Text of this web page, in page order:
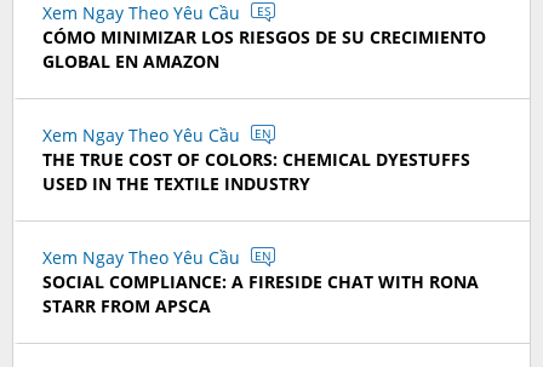
Xem Ngay Theo Yêu Cầu ES
CÓMO MINIMIZAR LOS RIESGOS DE SU CRECIMIENTO
GLOBAL EN AMAZON
Xem Ngay Theo Yêu Cầu EN
THE TRUE COST OF COLORS: CHEMICAL DYESTUFFS
USED IN THE TEXTILE INDUSTRY
Xem Ngay Theo Yêu Cầu EN
SOCIAL COMPLIANCE: A FIRESIDE CHAT WITH RONA
STARR FROM APSCA